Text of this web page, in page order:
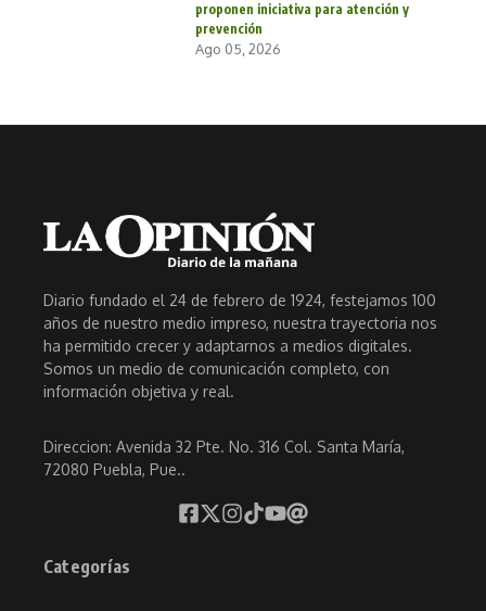
proponen iniciativa para atención y
prevención
Ago 05, 2026
Diario fundado el 24 de febrero de 1924, festejamos 100
años de nuestro medio impreso, nuestra trayectoria nos
ha permitido crecer y adaptarnos a medios digitales.
Somos un medio de comunicación completo, con
información objetiva y real.
Direccion: Avenida 32 Pte. No. 316 Col. Santa María,
72080 Puebla, Pue..
Categorías